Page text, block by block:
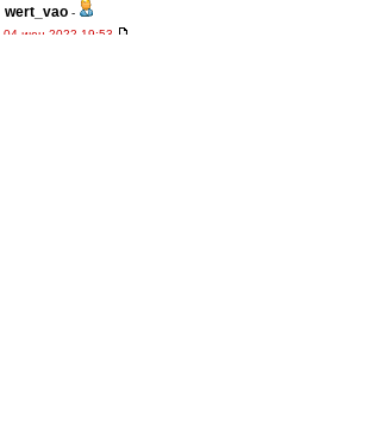
wert_vao -
04 июн 2022 19:53